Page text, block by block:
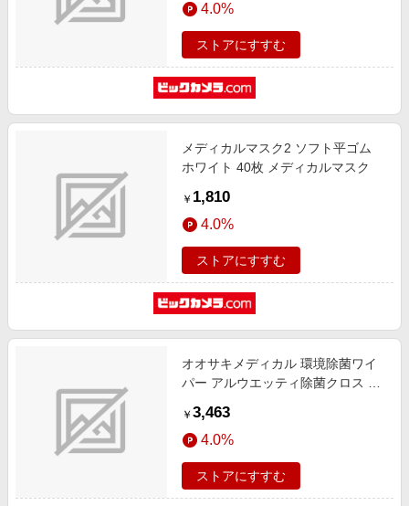
4.0%
ストアにすすむ
メディカルマスク2 ソフト平ゴム
ホワイト 40枚 メディカルマスク
￥ 1,810
4.0%
ストアにすすむ
オオサキメディカル 環境除菌ワイ
パー アルウエッティ除菌クロス ワ
￥ 3,463
4.0%
ストアにすすむ